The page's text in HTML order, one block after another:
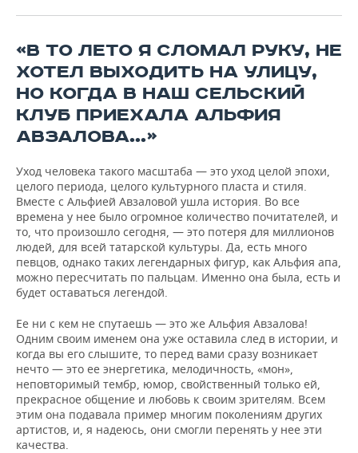
ЭНЕРГЕТИКА
ТЕЛЕКОММУНИКАЦИИ
БИЗНЕС-БРАНЧИ
ONLINE-КОНФЕРЕНЦИИ
ОТКРЫТАЯ ЛЕКЦИЯ
ФУТБОЛ
ХОККЕЙ
БАСКЕТБОЛ
КИБЕРСПОРТ
ФИГУРНОЕ КАТАНИЕ
ВОДНЫЕ ВИДЫ СПОРТА
ХОККЕЙ С МЯЧОМ
НОВОСТИ ОБЩЕСТВА
ВЛАСТЬ
ИНФРАСТРУКТУРА
КУЛЬТУРА
МЕДИЦИНА
ОБРАЗОВАНИЕ
ПРОИСШЕСТВИЯ
ФОТОГАЛЕРЕЯ
СЮЖЕТЫ
СПРАВОЧНИК
СПИСОК КОМПАНИЙ
«В ТО ЛЕТО Я СЛОМАЛ РУКУ, НЕ
ХОТЕЛ ВЫХОДИТЬ НА УЛИЦУ,
НО КОГДА В НАШ СЕЛЬСКИЙ
КЛУБ ПРИЕХАЛА АЛЬФИЯ
АВЗАЛОВА…»
Уход человека такого масштаба — это уход целой эпохи,
целого периода, целого культурного пласта и стиля.
Вместе с Альфией Авзаловой ушла история. Во все
времена у нее было огромное количество почитателей, и
то, что произошло сегодня, — это потеря для миллионов
людей, для всей татарской культуры. Да, есть много
певцов, однако таких легендарных фигур, как Альфия апа,
можно пересчитать по пальцам. Именно она была, есть и
будет оставаться легендой.
Ее ни с кем не спутаешь — это же Альфия Авзалова!
Одним своим именем она уже оставила след в истории, и
когда вы его слышите, то перед вами сразу возникает
нечто — это ее энергетика, мелодичность, «мон»,
неповторимый тембр, юмор, свойственный только ей,
прекрасное общение и любовь к своим зрителям. Всем
этим она подавала пример многим поколениям других
артистов, и, я надеюсь, они смогли перенять у нее эти
качества.